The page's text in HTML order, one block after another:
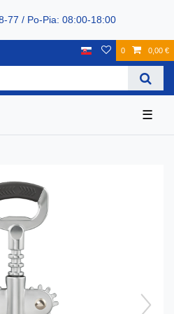
77 / Po-Pia: 08:00-18:00
0 0,00 €
☰